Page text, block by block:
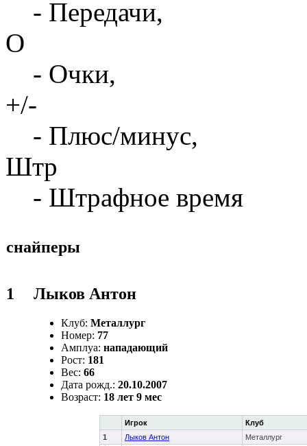
- Передачи,
О
- Очки,
+/-
- Плюс/минус,
Штр
- Штрафное время
снайперы
1 Лыков Антон
Клуб: Металлург
Номер: 77
Амплуа: нападающий
Рост: 181
Вес: 66
Дата рожд.: 20.10.2007
Возраст: 18 лет 9 мес
Игрок
Клуб
1
Лыков Антон
Металлург